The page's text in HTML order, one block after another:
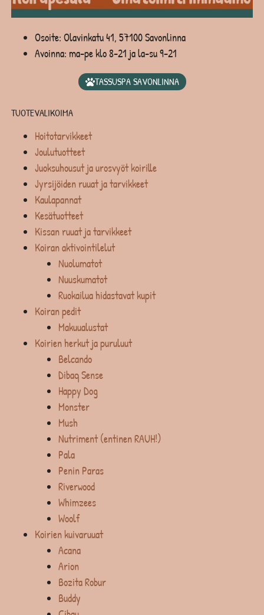
Osoite: Olavinkatu 41, 57100 Savonlinna
Avoinna: ma-pe klo 8-21 ja la-su 9-21
TASSUSPA SAVONLINNA
TUOTEVALIKOIMA
Hoitotarvikkeet
Joulutuotteet
Juoksuhousut ja urosvyöt koirille
Jyrsijöiden ruuat ja tarvikkeet
Kaulapannat
Kesätuotteet
Kissan ruuat ja tarvikkeet
Koiran aktivointilelut
Nuolumatot
Nuuskumatot
Ruokailua hidastavat kupit
Koiran pedit
Makuualustat
Koirien herkut ja puruluut
Belcando
Dibaq Sense
Happy Dog
Monster
Mush
Nutriment (entinen RAUH!)
Pala
Penin Paras
Riverwood
Whimzees
Woolf
Koirien kuivaruuat
Acana
Arion
Bozita Robur
Buddy